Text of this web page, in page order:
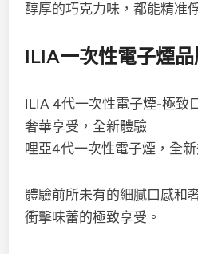
醇厚的巧克力味，都能精准
ILIA一次性電子煙
ILIA 4代一次性電子煙-極致
奢華享受，全新體驗
哩亞4代一次性電子煙，全新
體驗前所未有的細膩口感和
衝擊味蕾的極致享受。